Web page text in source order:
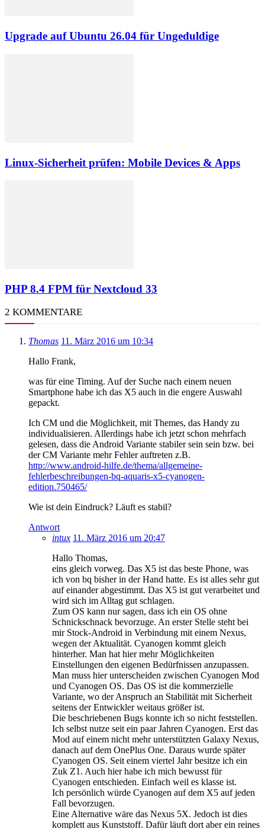
Upgrade auf Ubuntu 26.04 für Ungeduldige
Linux-Sicherheit prüfen: Mobile Devices & Apps
PHP 8.4 FPM für Nextcloud 33
2 KOMMENTARE
Thomas 11. März 2016 um 10:34
Hallo Frank,
was für eine Timing. Auf der Suche nach einem neuen
Smartphone habe ich das X5 auch in die engere Auswahl
gepackt.
Ich CM und die Möglichkeit, mit Themes, das Handy zu
individualisieren. Allerdings habe ich jetzt schon mehrfach
gelesen, dass die Android Variante stabiler sein sein bzw. bei
der CM Variante mehr Fehler auftreten z.B.
http://www.android-hilfe.de/thema/allgemeine-
fehlerbeschreibungen-bq-aquaris-x5-cyanogen-
edition.750465/
Wie ist dein Eindruck? Läuft es stabil?
Antwort
intux 11. März 2016 um 20:47
Hallo Thomas,
eins gleich vorweg. Das X5 ist das beste Phone, was
ich von bq bisher in der Hand hatte. Es ist alles sehr gut
auf einander abgestimmt. Das X5 ist gut verarbeitet und
wird sich im Alltag gut schlagen.
Zum OS kann nur sagen, dass ich ein OS ohne
Schnickschnack bevorzuge. An erster Stelle steht bei
mir Stock-Android in Verbindung mit einem Nexus,
wegen der Aktualität. Cyanogen kommt gleich
hinterher. Man hat hier mehr Möglichkeiten
Einstellungen den eigenen Bedürfnissen anzupassen.
Man muss hier unterscheiden zwischen Cyanogen Mod
und Cyanogen OS. Das OS ist die kommerzielle
Variante, wo der Anspruch an Stabilität mit Sicherheit
seitens der Entwickler weitaus größer ist.
Die beschriebenen Bugs konnte ich so nicht feststellen.
Ich selbst nutze seit ein paar Jahren Cyanogen. Erst das
Mod auf einem nicht mehr unterstützten Galaxy Nexus,
danach auf dem OnePlus One. Daraus wurde später
Cyanogen OS. Seit einem viertel Jahr besitze ich ein
Zuk Z1. Auch hier habe ich mich bewusst für
Cyanogen entschieden. Einfach weil es klasse ist.
Ich persönlich würde Cyanogen auf dem X5 auf jeden
Fall bevorzugen.
Eine Alternative wäre das Nexus 5X. Jedoch ist dies
komplett aus Kunststoff. Dafür läuft dort aber ein reines